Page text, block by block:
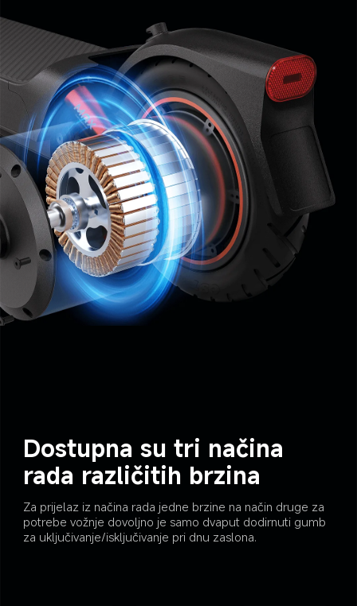
Dostupna su tri načina
rada različitih brzina
Za prijelaz iz načina rada jedne brzine na način druge za
potrebe vožnje dovoljno je samo dvaput dodirnuti gumb
za uključivanje/isključivanje pri dnu zaslona.